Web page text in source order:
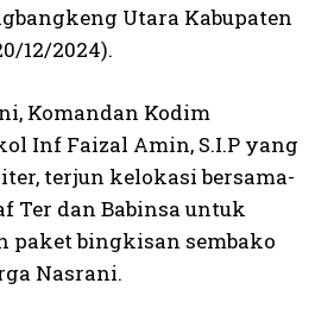
Utara Kabupaten
12/2024).
Komandan Kodim
Inf Faizal Amin, S.I.P yang
terjun kelokasi bersama-
Ter dan Babinsa untuk
paket bingkisan sembako
Nasrani.